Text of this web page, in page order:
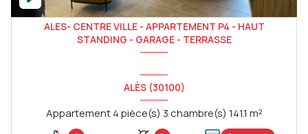
ALES- CENTRE VILLE - APPARTEMENT P4 - HAUT
STANDING - GARAGE - TERRASSE
ALÈS (30100)
Appartement 4 pièce(s) 3 chambre(s) 141.1 m²